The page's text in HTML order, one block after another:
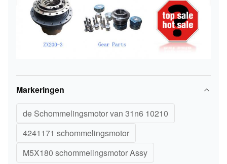
Markeringen
de Schommelingsmotor van 31n6 10210
4241171 schommelingsmotor
M5X180 schommelingsmotor Assy